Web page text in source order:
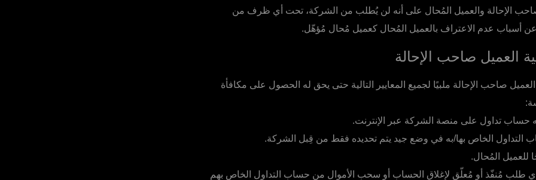
الإحالة والعميل المُحال على أنه لن يُطلب من الشركة، تحت أي ظرف من
أسباب عدم الاعتراف بالعميل المُحال كعميل مُحال مُؤهّل.
العميل صاحب الإحالة
صاحب الإحالة ملبيًا لجميع المعايير التالية حتى يحق له الحصول على مكافأة
حساب تداول على منصة الشركة عبر الإنترنت.
التداول الخاص بها/به في وضع جيد يتم تحديده فقط من قِبل الشركة.
للعميل المُحال.
طلب مُنفّذ أو مُعلّق لإغلاق الحساب أو سحب الأموال من حساب التداول الخاص بهم